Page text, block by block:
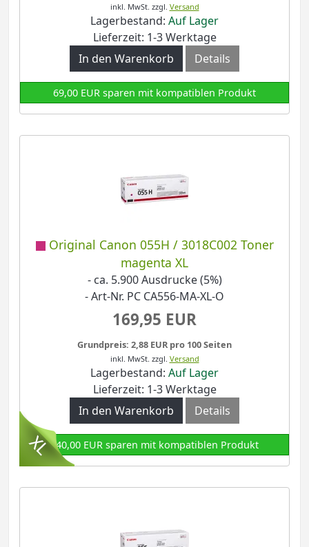
inkl. MwSt. zzgl. Versand
Lagerbestand: Auf Lager
Lieferzeit: 1-3 Werktage
In den Warenkorb
Details
69,00 EUR sparen mit kompatiblen Produkt
Original Canon 055H / 3018C002 Toner
magenta XL
- ca. 5.900 Ausdrucke (5%)
- Art-Nr. PC CA556-MA-XL-O
169,95 EUR
Grundpreis: 2,88 EUR pro 100 Seiten
inkl. MwSt. zzgl. Versand
Lagerbestand: Auf Lager
Lieferzeit: 1-3 Werktage
In den Warenkorb
Details
140,00 EUR sparen mit kompatiblen Produkt